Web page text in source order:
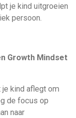
je kind uitgroeien
persoon.
Growth Mindset
kind aflegt om
de focus op
naar